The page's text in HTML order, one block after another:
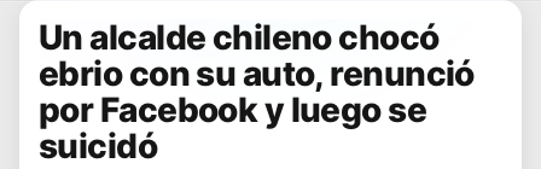
Un alcalde chileno chocó
ebrio con su auto, renunció
por Facebook y luego se
suicidó